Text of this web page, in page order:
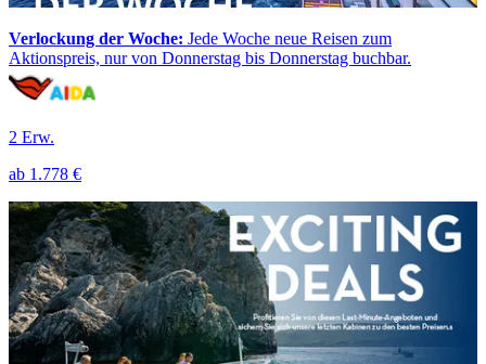
Verlockung der Woche: Jede Woche neue Reisen zum
Aktionspreis, nur von Donnerstag bis Donnerstag buchbar.
2 Erw.
ab 1.778 €